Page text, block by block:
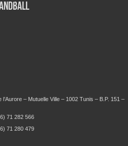
– Mutuelle Ville – 1002 Tunis – B.P. 151 –
71 282 566
71 280 479